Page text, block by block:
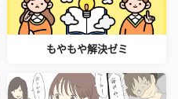
もやもや解決ゼミ